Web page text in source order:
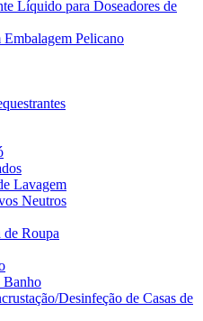
Líquido para Doseadores de
Pelicano
Lavagem
Neutros
Roupa
Banho
Desinfeção de Casas de